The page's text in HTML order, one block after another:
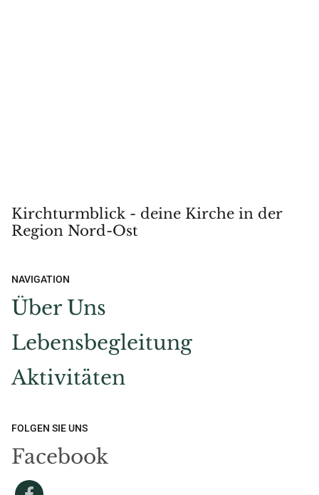
Kirchturmblick - deine Kirche in der
Region Nord-Ost
NAVIGATION
Über Uns
Lebensbegleitung
Aktivitäten
FOLGEN SIE UNS
Facebook